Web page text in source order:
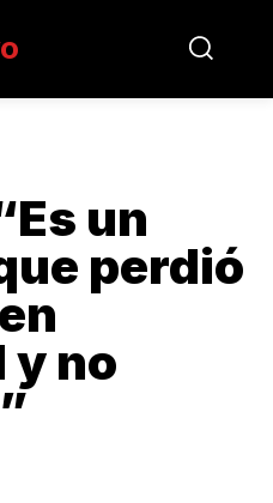
un
perdió
y no